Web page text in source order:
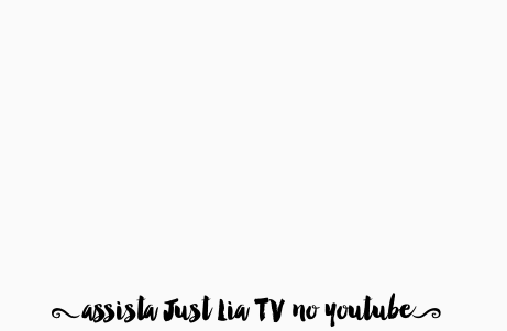
8assista Just Lia TV no youtube9